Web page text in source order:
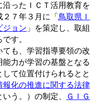
沿ったＩＣＴ活用教育を
７年３月に「 鳥取県Ｉ
ジョン 」を策定し、取組
す。
も、学習指導要領の改
力が学習の基盤となる
て位置付けられるとと
報化の推進に関する法律
いう。）の制定、
ＧＩＧ